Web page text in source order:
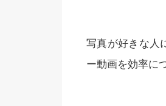
写真が好きな人
ー動画を効率に